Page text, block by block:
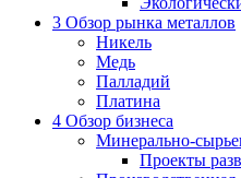
3 Обзор рынка металлов
Никель
Медь
Палладий
Платина
4 Обзор бизнеса
Минерально-
Проекты